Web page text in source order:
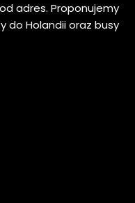
adres. Proponujemy
do Holandii oraz busy